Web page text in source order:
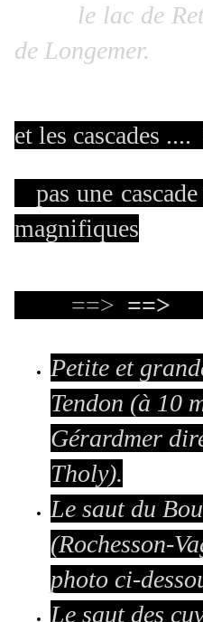
le lac de
de Longemer.
et les cascades
pas une
magnifiques
==> ==>
Petite et
Tendon (à 10
Gérardmer
Tholy).
Le saut du
(Rochesson-
photo ci-
Le saut des